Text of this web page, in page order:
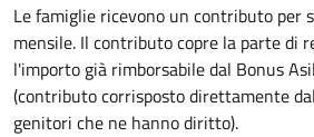
Le famiglie ricevono un contributo per
mensile. Il contributo copre la parte di
l'importo già rimborsabile dal Bonus
(contributo corrisposto direttamente
genitori che ne hanno diritto).